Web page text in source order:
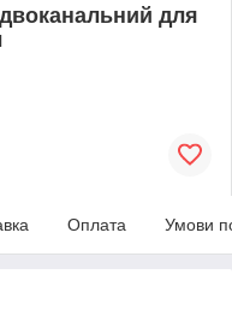
для
Оплата Умови